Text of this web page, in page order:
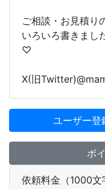
ご相談・お見積り
いろいろ書きまし
♡
X(旧
ユーザー登
ボ
依頼料金（1000文